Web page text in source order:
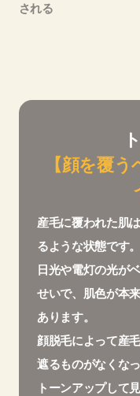
される
【顔を覆
産毛に覆われた肌
るような状態です。
日光や電灯の光が
せいで、肌色が本
あります。
顔脱毛によって産
遮るものがなくな
トーンアップして